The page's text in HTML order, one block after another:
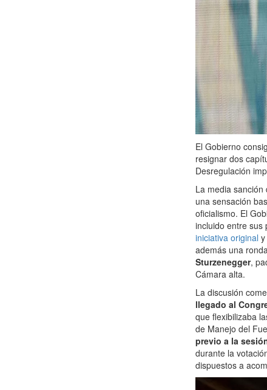
El Gobierno
resignar dos
Desregulación
La media
una sensación
oficialismo. El
incluido entre sus
iniciativa original
además una
Sturzenegger,
Cámara alta.
La discusión
llegado al
que flexibilizaba
de Manejo del
previo a la
durante la
dispuestos a